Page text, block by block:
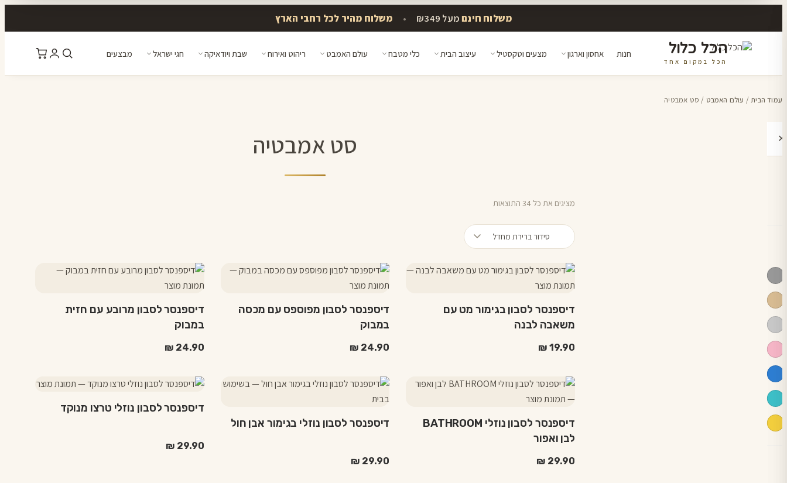
משלוח חינםמעל ₪349 • משלוח מהיר לכל רחבי הארץ
הכל כלול
הכל במקום אחד
חנות אחסון וארגון מצעים וטקסטיל עיצוב הבית כלי מטבח עולם האמבט ריהוט ואירוח שבת ויודאיקה חגי ישראל מבצעים
עמוד הבית/ עולם האמבט / סט אמבטיה
✕ סט אמבטיה
מציגים את כל ⁦34⁩ התוצאות
דיספנסר לסבון בגימור מט עם
משאבה לבנה
₪ 19.90
דיספנסר לסבון מפוספס עם מכסה
במבוק
₪ 24.90
דיספנסר לסבון מרובע עם חזית
במבוק
₪ 24.90
דיספנסר לסבון נוזלי BATHROOM
לבן ואפור
₪ 29.90
למוצר
זה
מספר
סוגים.
ניתן
דיספנסר לסבון נוזלי בגימור אבן חול
₪ 29.90
דיספנסר לסבון נוזלי טרצו מנוקד
₪ 29.90